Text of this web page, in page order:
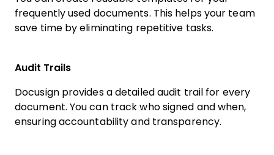
frequently used documents. This helps your team
save time by eliminating repetitive tasks.
Audit Trails
Docusign provides a detailed audit trail for every
document. You can track who signed and when,
ensuring accountability and transparency.